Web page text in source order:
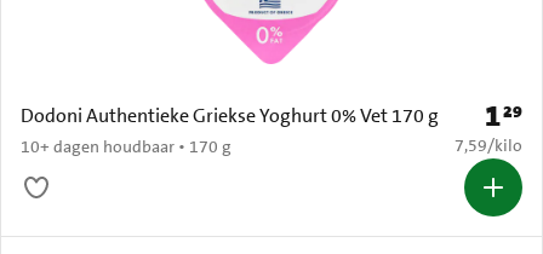
Dodoni Authentieke Griekse Yoghurt 0% Vet 170 g
10+ dagen houdbaar • 170 g
Prijs:
129
€ 7,59 per
7,59/kilo